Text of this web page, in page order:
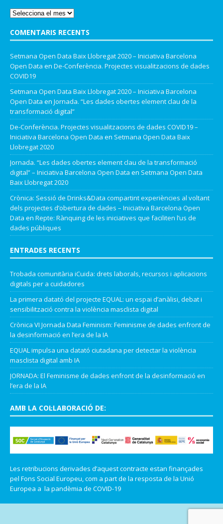
COMENTARIS RECENTS
Setmana Open Data Baix Llobregat 2020 – Iniciativa Barcelona
Open Data en De-Conferència. Projectes visualitzacions de dades
COVID19
Setmana Open Data Baix Llobregat 2020 – Iniciativa Barcelona
Open Data en Jornada. “Les dades obertes element clau de la
transformació digital”
De-Conferència. Projectes visualitzacions de dades COVID19 –
Iniciativa Barcelona Open Data en Setmana Open Data Baix
Llobregat 2020
Jornada. “Les dades obertes element clau de la transformació
digital” – Iniciativa Barcelona Open Data en Setmana Open Data
Baix Llobregat 2020
Crònica: Sessió de Drinks&Data compartint experiències al voltant
dels projectes d’obertura de dades – Iniciativa Barcelona Open
Data en Repte: Rànquing de les iniciatives que faciliten l’us de
dades públiques
ENTRADES RECENTS
Trobada comunitària iCuida: drets laborals, recursos i aplicacions
digitals per a cuidadores
La primera datató del projecte EQUAL: un espai d’anàlisi, debat i
sensibilització contra la violència masclista digital
Crònica VI Jornada Data Feminism: Feminisme de dades enfront de
la desinformació en l’era de la IA
EQUAL impulsa una datató ciutadana per detectar la violència
masclista digital amb IA
JORNADA: El Feminisme de dades enfront de la desinformació en
l’era de la IA
AMB LA COL·LABORACIÓ DE:
Les retribucions derivades d’aquest contracte estan finançades
pel Fons Social Europeu, com a part de la resposta de la Unió
Europea a la pandèmia de COVID-19